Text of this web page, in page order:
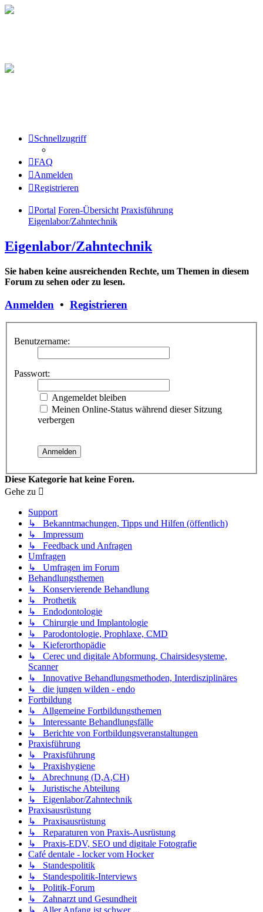
Schnellzugriff
FAQ
Anmelden
Registrieren
Portal Foren-Übersicht Praxisführung
Eigenlabor/Zahntechnik
Eigenlabor/Zahntechnik
Sie haben keine ausreichenden Rechte, um Themen in diesem
Forum zu sehen oder zu lesen.
Anmelden • Registrieren
Benutzername:
Passwort:
Angemeldet bleiben
Meinen Online-Status während dieser Sitzung
verbergen
Diese Kategorie hat keine Foren.
Gehe zu
Support
↳ Bekanntmachungen, Tipps und Hilfen (öffentlich)
↳ Impressum
↳ Feedback und Anfragen
Umfragen
↳ Umfragen im Forum
Behandlungsthemen
↳ Konservierende Behandlung
↳ Prothetik
↳ Endodontologie
↳ Chirurgie und Implantologie
↳ Parodontologie, Prophlaxe, CMD
↳ Kieferorthopädie
↳ Cerec und digitale Abformung, Chairsidesysteme,
Scanner
↳ Innovative Behandlungsmethoden, Interdisziplinäres
↳ die jungen wilden - endo
Fortbildung
↳ Allgemeine Fortbildungsthemen
↳ Interessante Behandlungsfälle
↳ Berichte von Fortbildungsveranstaltungen
Praxisführung
↳ Praxisführung
↳ Praxishygiene
↳ Abrechnung (D,A,CH)
↳ Juristische Abteilung
↳ Eigenlabor/Zahntechnik
Praxisausrüstung
↳ Praxisausrüstung
↳ Reparaturen von Praxis-Ausrüstung
↳ Praxis-EDV, SEO und digitale Fotografie
Café dentale - locker vom Hocker
↳ Standespolitik
↳ Standespolitik-Interviews
↳ Politik-Forum
↳ Zahnarzt und Gesundheit
↳ Aller Anfang ist schwer ...